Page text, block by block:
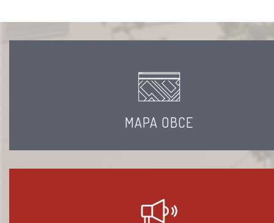
MAPA OBCE